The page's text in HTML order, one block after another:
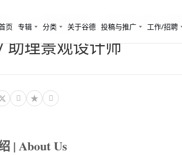
页 专辑 分类 关于谷德 投稿与推广 工作/招聘
）以靠建筑 - 室内设计
助理景观设计师
 
| About Us